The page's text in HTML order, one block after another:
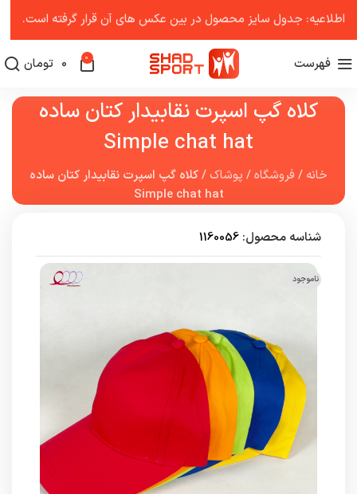
فهرست 0
0 تومان
کلاه گپ اسپرت نقابیدار کتان ساده
Simple chat hat
خانه /فروشگاه/ پوشاک/کلاه گپ اسپرت نقابیدار کتان ساده
Simple chat hat
شناسه محصول: 1160056
ناموجود
اطلاعیه: جدول سایز محصول در بین عکس ‌های آن قرار گرفته است.